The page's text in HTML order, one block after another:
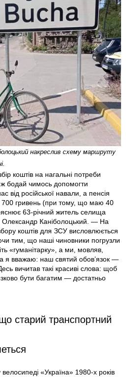
накреслив схему маршруту
коштів на нагальні потреби
бодай чимось допомогти
від російської навали, а пенсія
700 гривень (при тому, що маю 40
63-річний житель селища
Олександр Каніболоцький. — На
коштів для ЗСУ висловлюється
тим, що наші чиновники погрузли
«гуманітарку», а ми, мовляв,
я вважаю: наш святий обов’язок —
вичитав такі красиві слова: щоб
бути багатим — достатньо
старий транспортний
«Україна» 1980-х років